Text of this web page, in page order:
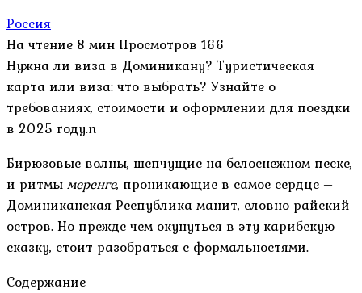
Россия
На чтение 8 мин Просмотров 166
Нужна ли виза в Доминикану? Туристическая
карта или виза: что выбрать? Узнайте о
требованиях, стоимости и оформлении для поездки
в 2025 году.n
Бирюзовые волны, шепчущие на белоснежном песке,
и ритмымеренге, проникающие в самое сердце –
Доминиканская Республика манит, словно райский
остров. Но прежде чем окунуться в эту карибскую
сказку, стоит разобраться с формальностями.
Содержание